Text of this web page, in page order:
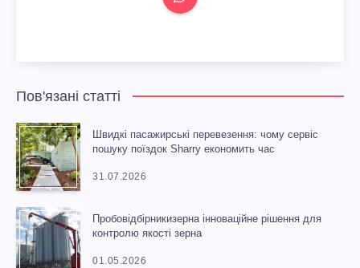
Пов'язані статті
Швидкі пасажирські перевезення: чому сервіс
пошуку поїздок Sharry економить час
31.07.2026
Пробовідбірникизерна інноваційне рішення для
контролю якості зерна
01.05.2026